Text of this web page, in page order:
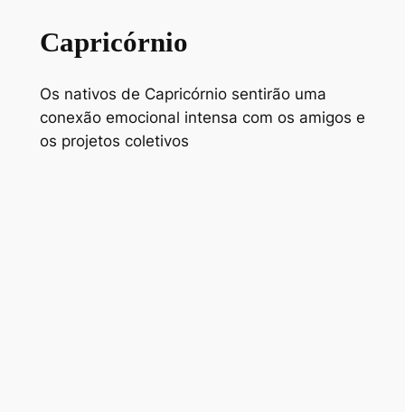
Capricórnio
Os nativos de Capricórnio sentirão uma
conexão emocional intensa com os amigos e
os projetos coletivos